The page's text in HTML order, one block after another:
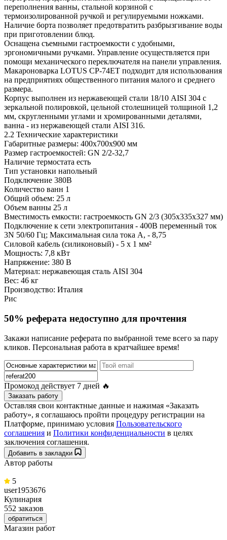
переполнения ванны, стальной корзиной с
термоизолированной ручкой и регулируемыми ножками.
Наличие борта позволяет предотвратить разбрызгивание воды
при приготовлении блюд.
Оснащена съемными гастроемкости с удобными,
эргономичными ручками. Управление осуществляется при
помощи механического переключателя на панели управления.
Макароноварка LOTUS СР-74ЕТ подходит для использования
на предприятиях общественного питания малого и среднего
размера.
Корпус выполнен из нержавеющей стали 18/10 AISI 304 с
зеркальной полировкой, цельной столешницей толщиной 1,2
мм, скругленными углами и хромированными деталями,
ванна - из нержавеющей стали AISI 316.
2.2 Технические характеристики
Габаритные размеры: 400х700х900 мм
Размер гастроемкостей: GN 2/2-32,7
Наличие термостата есть
Тип установки напольный
Подключение 380В
Количество ванн 1
Общий объем: 25 л
Объем ванны 25 л
Вместимость емкости: гастроемкость GN 2/3 (305х335х327 мм)
Подключение к сети электропитания - 400В переменный ток
3N 50/60 Гц; Максимальная сила тока А, - 8,75
Силовой кабель (силиконовый) - 5 х 1 мм²
Мощность: 7,8 кВт
Напряжение: 380 В
Материал: нержавеющая сталь AISI 304
Вес: 46 кг
Производство: Италия
Рис
50% реферата недоступно для прочтения
Закажи написание реферата по выбранной теме всего за пару
кликов. Персональная работа в кратчайшее время!
Промокод действует 7 дней 🔥
Заказать работу
Оставляя свои контактные данные и нажимая «Заказать
работу», я соглашаюсь пройти процедуру регистрации на
Платформе, принимаю условия Пользовательского
соглашения и Политики конфиденциальности в целях
заключения соглашения.
Добавить в закладки
Автор работы
5
user1953676
Кулинария
552 заказов
обратиться
Магазин работ